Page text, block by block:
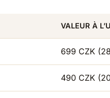
VALEUR À
699 CZK
490 CZK